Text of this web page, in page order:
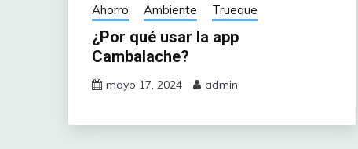
Ahorro Ambiente Trueque
¿Por qué usar la app
Cambalache?
mayo 17, 2024 admin